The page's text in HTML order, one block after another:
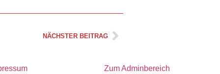
NÄCHSTER BEITRAG
Zum Adminbereich